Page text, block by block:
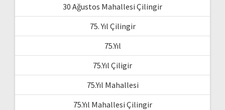
30 Ağustos Mahallesi Çilingir
75. Yıl Çilingir
75.Yıl
75.Yıl Çiligir
75.Yıl Mahallesi
75.Yıl Mahallesi Çilingir